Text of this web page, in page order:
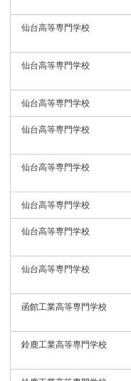
仙台高等専門学校
仙台高等専門学校
仙台高等専門学校
仙台高等専門学校
仙台高等専門学校
仙台高等専門学校
仙台高等専門学校
仙台高等専門学校
函館工業高等専門学校
鈴鹿工業高等専門学校